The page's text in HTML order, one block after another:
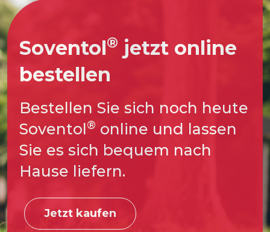
Soventol® jetzt online
bestellen
Bestellen Sie sich noch heute
Soventol® online und lassen
Sie es sich bequem nach
Hause liefern.
Jetzt kaufen